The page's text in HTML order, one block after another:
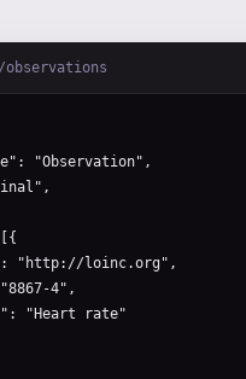
observations
"Observation",
"http://loinc.org",
4",
"Heart rate"